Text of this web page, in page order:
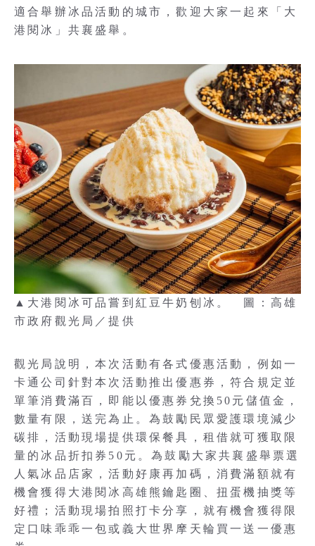
適合舉辦冰品活動的城市，歡迎大家一起來「大
港閱冰」共襄盛舉。
▲大港閱冰可品嘗到紅豆牛奶刨冰。 圖：高雄
市政府觀光局／提供
觀光局說明，本次活動有各式優惠活動，例如一
卡通公司針對本次活動推出優惠券，符合規定並
單筆消費滿百，即能以優惠券兌換50元儲值金，
數量有限，送完為止。為鼓勵民眾愛護環境減少
碳排，活動現場提供環保餐具，租借就可獲取限
量的冰品折扣券50元。為鼓勵大家共襄盛舉票選
人氣冰品店家，活動好康再加碼，消費滿額就有
機會獲得大港閱冰高雄熊鑰匙圈、扭蛋機抽獎等
好禮；活動現場拍照打卡分享，就有機會獲得限
定口味乖乖一包或義大世界摩天輪買一送一優惠